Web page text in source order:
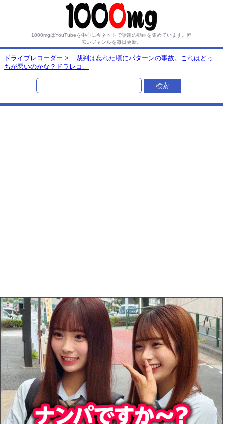
1000mgはYouTubeを中心に今ネットで話題の動画を集めています。 幅
広いジャンルを毎日更新。
ドライブレコーダー >
裁判は忘れた頃にパターンの事故。これはどっ
ちが悪いのかな？ドラレコ。